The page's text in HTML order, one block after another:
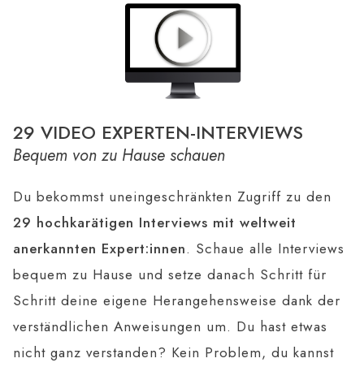
29 VIDEO EXPERTEN-INTERVIEWS
Bequem von zu Hause schauen
Du bekommst uneingeschränkten Zugriff zu den
29 hochkarätigen Interviews mit weltweit
anerkannten Expert:innen. Schaue alle Interviews
bequem zu Hause und setze danach Schritt für
Schritt deine eigene Herangehensweise dank der
verständlichen Anweisungen um. Du hast etwas
nicht ganz verstanden? Kein Problem, du kannst